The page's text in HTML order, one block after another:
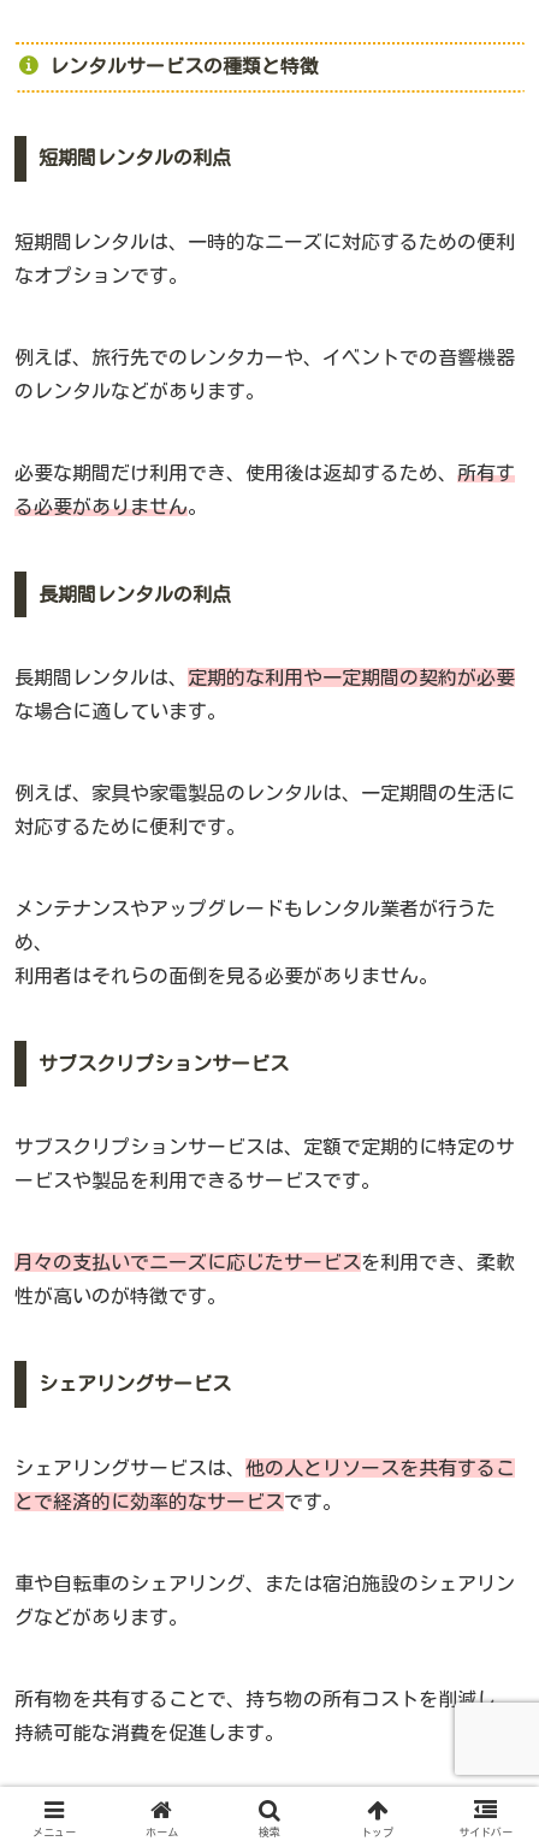
レンタルサービスの種類と特徴
短期間レンタルの利点
短期間レンタルは、一時的なニーズに対応するための便利
なオプションです。
例えば、旅行先でのレンタカーや、イベントでの音響機器
のレンタルなどがあります。
必要な期間だけ利用でき、使用後は返却するため、 所有す
る必要がありません。
長期間レンタルの利点
長期間レンタルは、 定期的な利用や一定期間の契約が必要
な場合に適しています。
例えば、家具や家電製品のレンタルは、一定期間の生活に
対応するために便利です。
メンテナンスやアップグレードもレンタル業者が行うた
め、
利用者はそれらの面倒を見る必要がありません。
サブスクリプションサービス
サブスクリプションサービスは、定額で定期的に特定のサ
ービスや製品を利用できるサービスです。
月々の支払いでニーズに応じたサービスを利用でき、柔軟
性が高いのが特徴です。
シェアリングサービス
シェアリングサービスは、 他の人とリソースを共有するこ
とで経済的に効率的なサービスです。
車や自転車のシェアリング、または宿泊施設のシェアリン
グなどがあります。
所有物を共有することで、持ち物の所有コストを削減し、
持続可能な消費を促進します。
地域密着型サービスの魅力
メニュー ホーム 検索 トップ サイドバー